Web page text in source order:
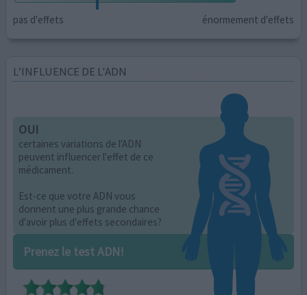
pas d'effets énormement d'effets
L’INFLUENCE DE L'ADN
OUI
certaines variations de l'ADN
peuvent influencer l'effet de ce
médicament.
Est-ce que votre ADN vous
donnent une plus grande chance
d'avoir plus d'effets secondaires?
Prenez le test ADN!